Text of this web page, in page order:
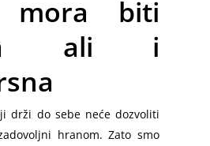
mora biti
ali i
drži do sebe neće dozvoliti
hranom. Zato smo